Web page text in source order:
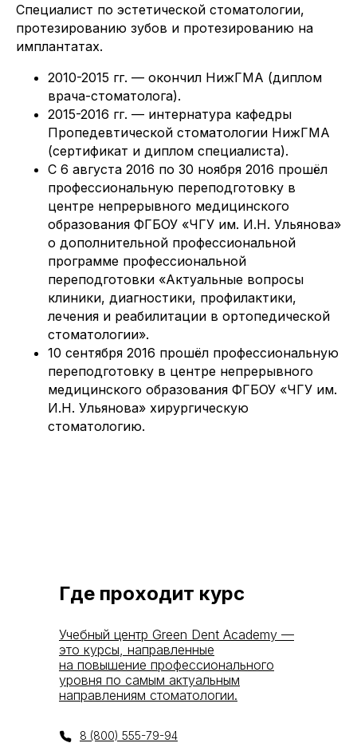
Специалист по эстетической стоматологии,
протезированию зубов и протезированию на
имплантатах.
2010-2015 гг. — окончил НижГМА (диплом
врача-стоматолога).
2015-2016 гг. — интернатура кафедры
Пропедевтической стоматологии НижГМА
(сертификат и диплом специалиста).
С 6 августа 2016 по 30 ноября 2016 прошёл
профессиональную переподготовку в
центре непрерывного медицинского
образования ФГБОУ «ЧГУ им. И.Н. Ульянова»
о дополнительной профессиональной
программе профессиональной
переподготовки «Актуальные вопросы
клиники, диагностики, профилактики,
лечения и реабилитации в ортопедической
стоматологии».
10 сентября 2016 прошёл профессиональную
переподготовку в центре непрерывного
медицинского образования ФГБОУ «ЧГУ им.
И.Н. Ульянова» хирургическую
стоматологию.
Где проходит курс
Учебный центр Green Dent Academy —
это курсы, направленные
на повышение профессионального
уровня по самым актуальным
направлениям стоматологии.
8 (800) 555-79-94
Публичная оферта